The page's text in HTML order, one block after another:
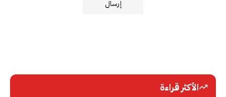
الأكثر قراءة